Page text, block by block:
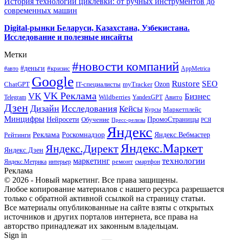
современных машин
Digital-рынки Беларуси, Казахстана, Узбекистана.
Исследование и полезные инсайты
Метки
#авто #деньги #кризис #новости компаний AppMetrica
ChatGPT Google IT-специалисты myTracker Ozon Rustore SEO
Telegram VK VK Реклама Wildberries YandexGPT Авито Бизнес
Дзен Дизайн Исследования Кейсы Курсы Маркетплейс
Минцифры Нейросети Обучение Пресс-релизы ПромоСтраницы РСЯ
Рейтинги Реклама Роскомнадзор Яндекс Яндекс.Вебмастер
Яндекс.Дзен Яндекс.ДиректЯндекс.Маркет
Яндекс.Метрика интерьер маркетинг ремонт смартфон технологии
Реклама
© 2026 - Новый маркетинг. Все права защищены.
Любое копирование материалов с нашего ресурса разрешается
только с обратной активной ссылкой на страницу статьи.
Все материалы опубликованные на сайте взяты с открытых
источников и других порталов интернета, все права на
авторство принадлежат их законным владельцам.
Sign in